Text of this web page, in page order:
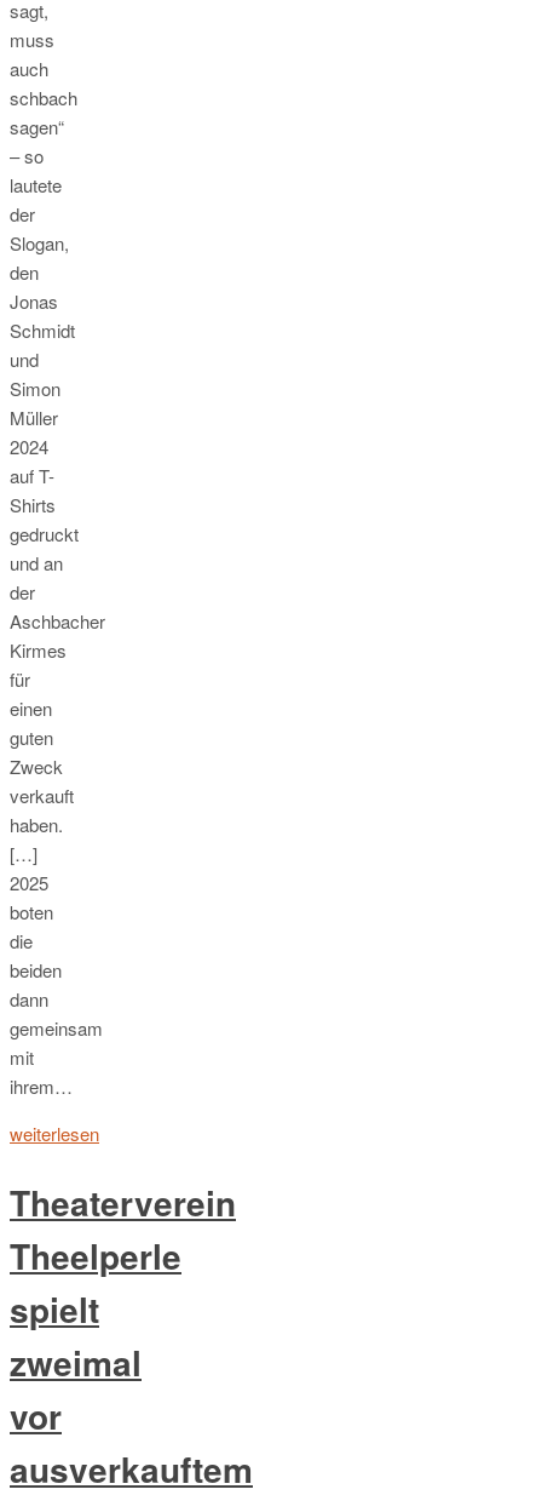
sagt,
muss
auch
schbach
sagen“
– so
lautete
der
Slogan,
den
Jonas
Schmidt
und
Simon
Müller
2024
auf T-
Shirts
gedruckt
und an
der
Aschbacher
Kirmes
für
einen
guten
Zweck
verkauft
haben.
[…]
2025
boten
die
beiden
dann
gemeinsam
mit
ihrem…
weiterlesen
Theaterverein
Theelperle
spielt
zweimal
vor
ausverkauftem